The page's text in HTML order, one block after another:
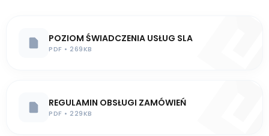
POZIOM ŚWIADCZENIA USŁUG SLA
PDF • 269KB
REGULAMIN OBSŁUGI ZAMÓWIEŃ
PDF • 229KB